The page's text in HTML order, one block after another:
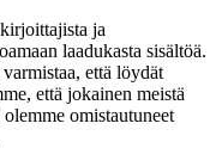
ja
laadukasta sisältöä.
että löydät
että jokainen meistä
omistautuneet